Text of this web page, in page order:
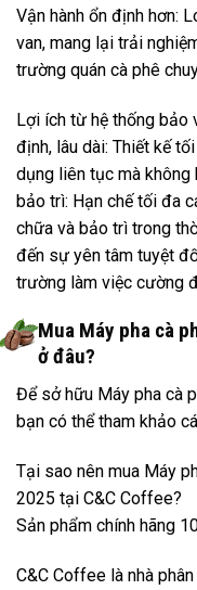
Vận hành ổn định hơn:
van, mang lại trải
trường quán cà phê
Lợi ích từ hệ thống bảo
định, lâu dài: Thiết kế
dụng liên tục mà
bảo trì: Hạn chế tối đa
chữa và bảo trì trong
đến sự yên tâm tuyệt
trường làm việc cường
Mua Máy pha cà
ở đâu?
Để sở hữu Máy pha cà
bạn có thể tham khảo
Tại sao nên mua Máy
2025 tại C&C Coffee?
Sản phẩm chính hãng
C&C Coffee là nhà